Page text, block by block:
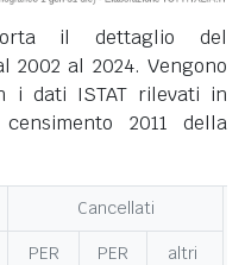
il dettaglio del
2002 al 2024. Vengono
i dati ISTAT rilevati in
2011 della
Cancellati
PER
PER
altri